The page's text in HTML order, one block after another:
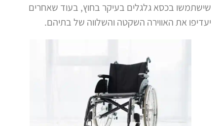
שישתמשו בכסא גלגלים בעיקר בחוץ, בעוד שאחרים
יעדיפו את האווירה השקטה והשלווה של בתיהם.